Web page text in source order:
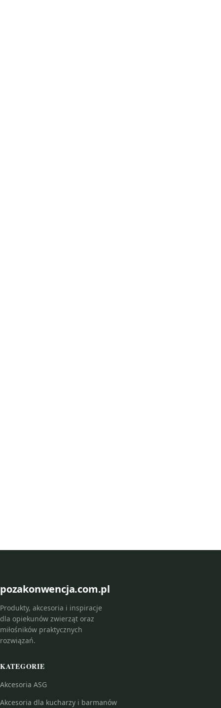
pozakonwencja.com.pl
Produkty, akcesoria i inspiracje
dla opiekunów zwierząt oraz
miłośników praktycznych
rozwiązań.
KATEGORIE
Akcesoria ASG
Akcesoria dla kucharzy i barmanów